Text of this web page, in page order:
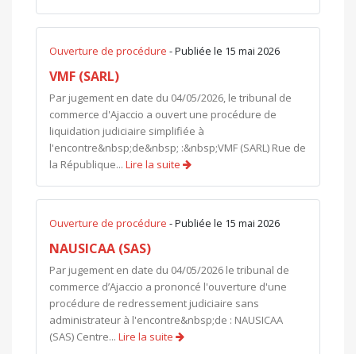
Ouverture de procédure - Publiée le 15 mai 2026
VMF (SARL)
Par jugement en date du 04/05/2026, le tribunal de
commerce d'Ajaccio a ouvert une procédure de
liquidation judiciaire simplifiée à
l'encontre&nbsp;de&nbsp; :&nbsp;VMF (SARL) Rue de
la République... Lire la suite
Ouverture de procédure - Publiée le 15 mai 2026
NAUSICAA (SAS)
Par jugement en date du 04/05/2026 le tribunal de
commerce d’Ajaccio a prononcé l'ouverture d'une
procédure de redressement judiciaire sans
administrateur à l'encontre&nbsp;de : NAUSICAA
(SAS) Centre... Lire la suite